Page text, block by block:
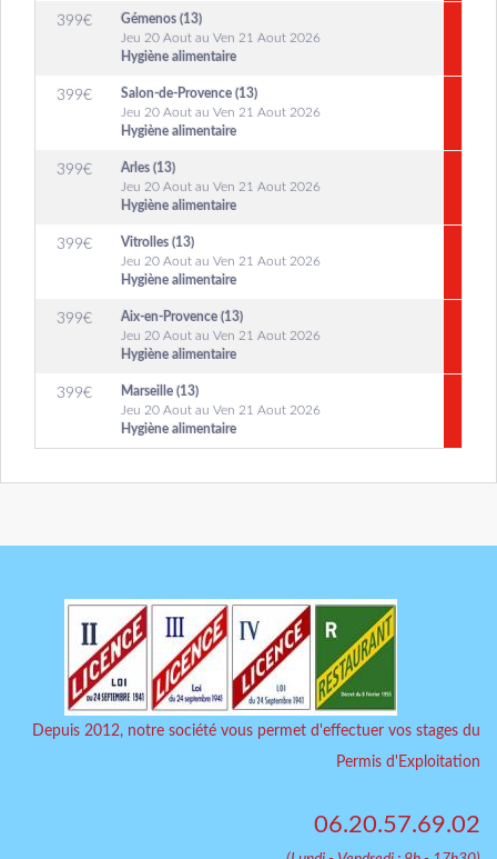
399€
Gémenos (13)
Jeu 20 Aout au Ven 21 Aout 2026
Hygiène alimentaire
399€
Salon-de-Provence (13)
Jeu 20 Aout au Ven 21 Aout 2026
Hygiène alimentaire
399€
Arles (13)
Jeu 20 Aout au Ven 21 Aout 2026
Hygiène alimentaire
399€
Vitrolles (13)
Jeu 20 Aout au Ven 21 Aout 2026
Hygiène alimentaire
399€
Aix-en-Provence (13)
Jeu 20 Aout au Ven 21 Aout 2026
Hygiène alimentaire
399€
Marseille (13)
Jeu 20 Aout au Ven 21 Aout 2026
Hygiène alimentaire
Depuis 2012, notre société vous permet d'effectuer vos stages du
Permis d'Exploitation
06.20.57.69.02